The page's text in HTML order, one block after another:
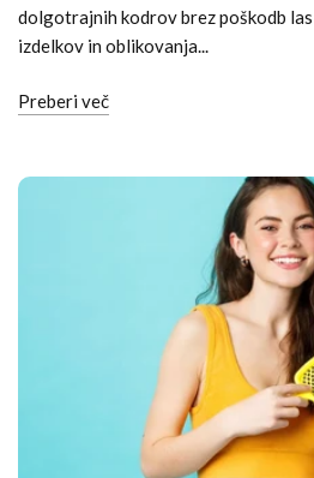
dolgotrajnih kodrov brez poškodb
izdelkov in oblikovanja...
Preberi več